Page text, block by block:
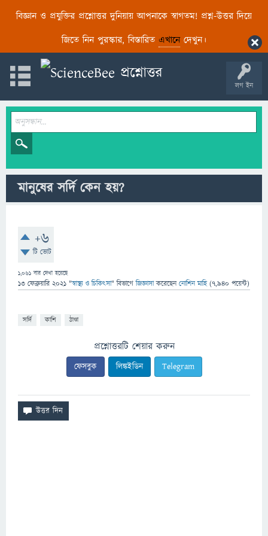
বিজ্ঞান ও প্রযুক্তির প্রশ্নোত্তর দুনিয়ায় আপনাকে স্বাগতম! প্রশ্ন-উত্তর দিয়ে
জিতে নিন পুরস্কার, বিস্তারিত এখানেদেখুন।
লগ ইন
মানুষের সর্দি কেন হয়?
+6
টি ভোট
1,061 বার দেখা হয়েছে
13 ফেব্রুয়ারি 2021 "স্বাস্থ্য ও চিকিৎসা" বিভাগে জিজ্ঞাসাকরেছেননোশিন মাহি (7,940 পয়েন্ট)
সর্দি কাশি ঠাণ্ডা
প্রশ্নোত্তরটি শেয়ার করুন
ফেসবুক লিঙ্কইডিন Telegram